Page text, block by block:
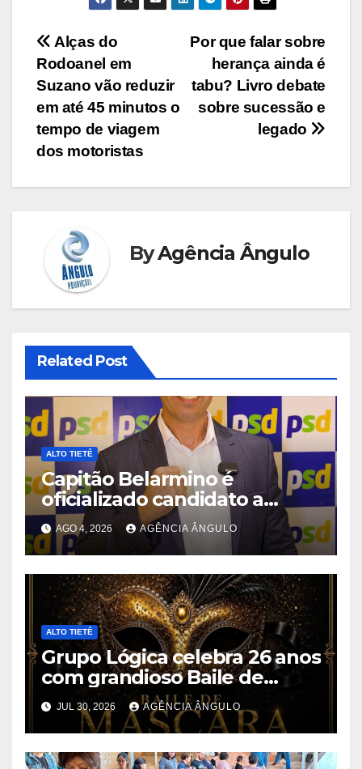
Navegação
de
Post
Por que falar sobre
herança ainda é
tabu? Livro debate
sobre sucessão e
legado
Alças do
Rodoanel em
Suzano vão reduzir
em até 45 minutos o
tempo de viagem
dos motoristas
ByAgência Ângulo
Related Post
ALTO TIETÊ
Capitão Belarmino é
oficializado candidato a
deputado estadual pelo PSD
durante convenção em São
Paulo
AGO 4, 2026 AGÊNCIA ÂNGULO
ALTO TIETÊ
Grupo Lógica celebra 26 anos
com grandioso Baile de
Máscaras em Suzano
JUL 30, 2026 AGÊNCIA ÂNGULO